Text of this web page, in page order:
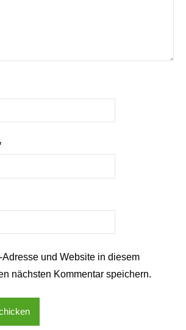
Adresse und Website in diesem
nächsten Kommentar speichern.